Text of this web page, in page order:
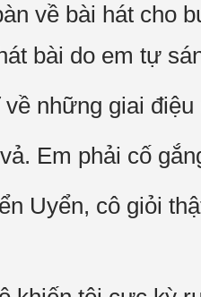
về bài hát cho
bài do em tự
những giai
Em phải cố
Uyển, cô giỏi